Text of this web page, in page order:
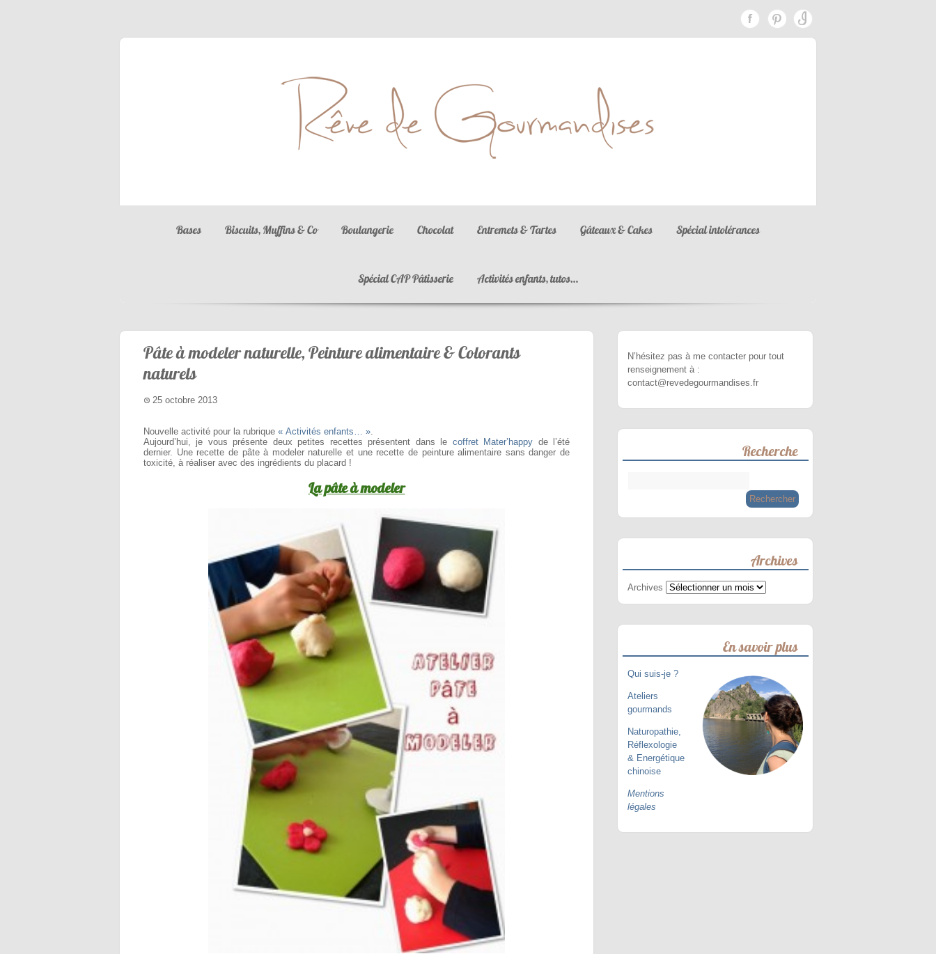
Bases Biscuits, Muffins & Co Boulangerie Chocolat Entremets & Tartes Gâteaux & Cakes Spécial intolérances
Spécial CAP Pâtisserie Activités enfants, tutos…
Pâte à modeler naturelle, Peinture alimentaire & Colorants
naturels
25 octobre 2013
Nouvelle activité pour la rubrique « Activités enfants… ».
Aujourd’hui, je vous présente deux petites recettes présentent dans le coffret Mater’happy de l’été
dernier. Une recette de pâte à modeler naturelle et une recette de peinture alimentaire sans danger de
toxicité, à réaliser avec des ingrédients du placard !
La pâte à modeler
N’hésitez pas à me contacter pour tout
renseignement à :
contact@revedegourmandises.fr
Recherche
Archives
Archives
En savoir plus
Qui suis-je ?
Ateliers
gourmands
Naturopathie,
Réflexologie
& Energétique
chinoise
Mentions
légales